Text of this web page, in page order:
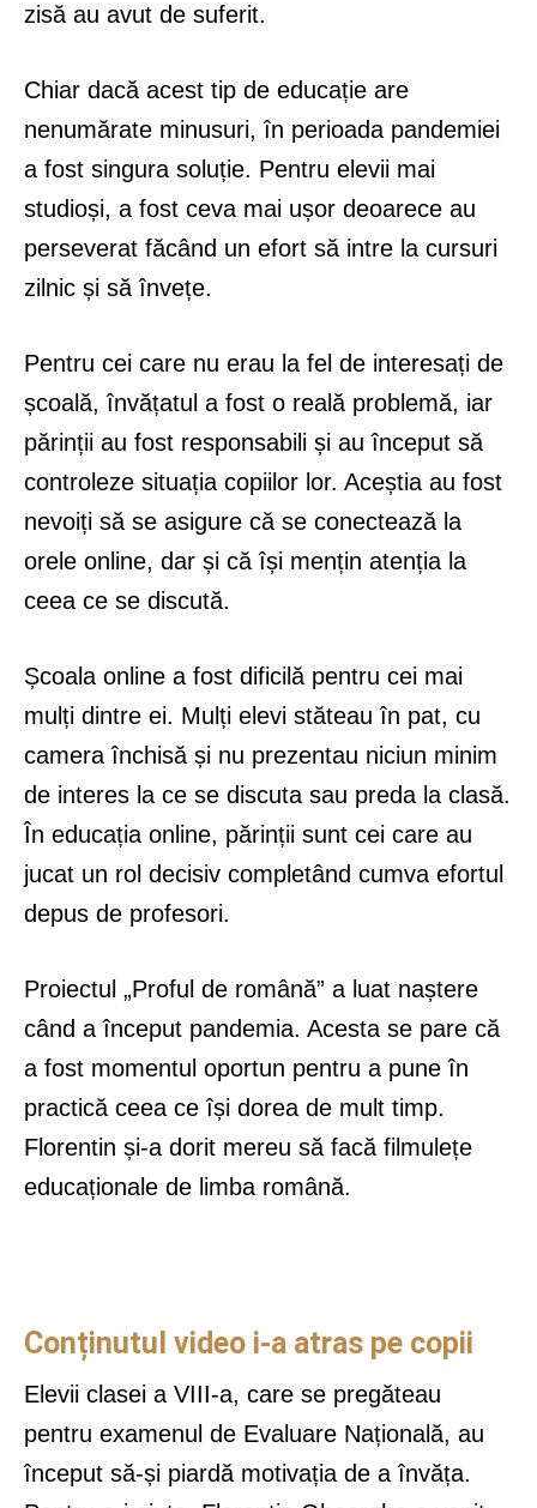
zisă au avut de suferit.
Chiar dacă acest tip de educație are
nenumărate minusuri, în perioada pandemiei
a fost singura soluție. Pentru elevii mai
studioși, a fost ceva mai ușor deoarece au
perseverat făcând un efort să intre la cursuri
zilnic și să învețe.
Pentru cei care nu erau la fel de interesați de
școală, învățatul a fost o reală problemă, iar
părinții au fost responsabili și au început să
controleze situația copiilor lor. Aceștia au fost
nevoiți să se asigure că se conectează la
orele online, dar și că își mențin atenția la
ceea ce se discută.
Școala online a fost dificilă pentru cei mai
mulți dintre ei. Mulți elevi stăteau în pat, cu
camera închisă și nu prezentau niciun minim
de interes la ce se discuta sau preda la clasă.
În educația online, părinții sunt cei care au
jucat un rol decisiv completând cumva efortul
depus de profesori.
Proiectul „Proful de română” a luat naștere
când a început pandemia. Acesta se pare că
a fost momentul oportun pentru a pune în
practică ceea ce își dorea de mult timp.
Florentin și-a dorit mereu să facă filmulețe
educaționale de limba română.
Conținutul video i-a atras pe copii
Elevii clasei a VIII-a, care se pregăteau
pentru examenul de Evaluare Națională, au
început să-și piardă motivația de a învăța.